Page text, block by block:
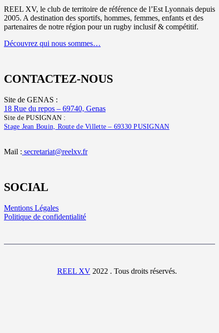
REEL XV, le club de territoire de référence de l’Est Lyonnais depuis
2005. A destination des sportifs, hommes, femmes, enfants et des
partenaires de notre région pour un rugby inclusif & compétitif.
Découvrez qui nous sommes…
CONTACTEZ-NOUS
Site de GENAS :
18 Rue du repos – 69740, Genas
Site de PUSIGNAN :
Stage Jean Bouin, Route de Villette – 69330 PUSIGNAN
Mail : secretariat@reelxv.fr
SOCIAL
Mentions Légales
Politique de confidentialité
REEL XV2022 . Tous droits réservés.